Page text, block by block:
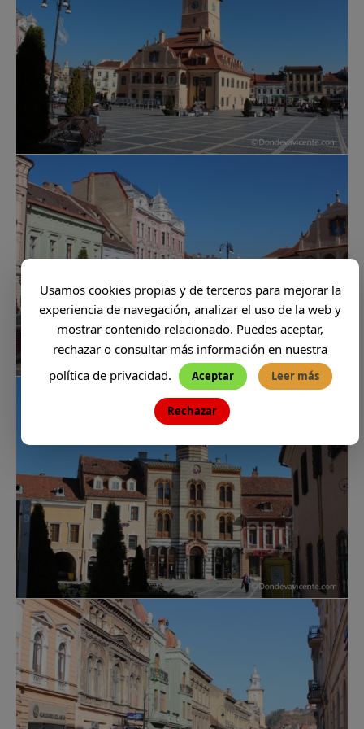
Usamos cookies propias y de terceros para mejorar la
experiencia de navegación, analizar el uso de la web y
mostrar contenido relacionado. Puedes aceptar,
rechazar o consultar más información en nuestra
política de privacidad.
Aceptar Leer más
Rechazar